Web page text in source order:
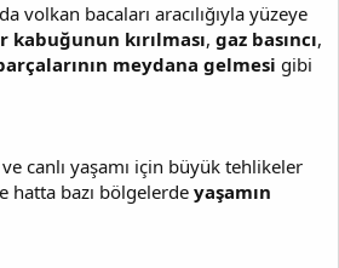
volkan bacaları aracılığıyla yüzeye
kabuğunun kırılması, gaz basıncı,
meydana gelmesi gibi
canlı yaşamı için büyük tehlikeler
hatta bazı bölgelerde yaşamın